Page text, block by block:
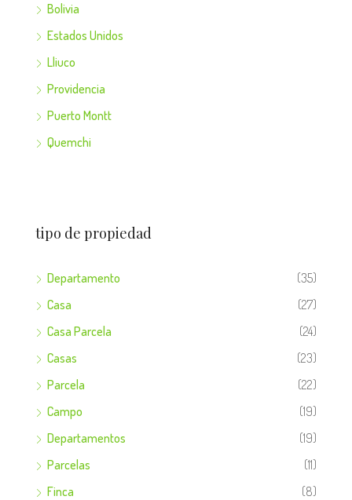
Bolivia
Estados Unidos
Lliuco
Providencia
Puerto Montt
Quemchi
tipo de propiedad
Departamento
(35)
Casa
(27)
Casa Parcela
(24)
Casas
(23)
Parcela
(22)
Campo
(19)
Departamentos
(19)
Parcelas
(11)
Finca
(8)